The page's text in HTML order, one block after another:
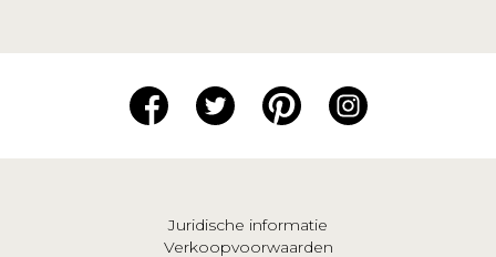
Juridische informatie
Verkoopvoorwaarden